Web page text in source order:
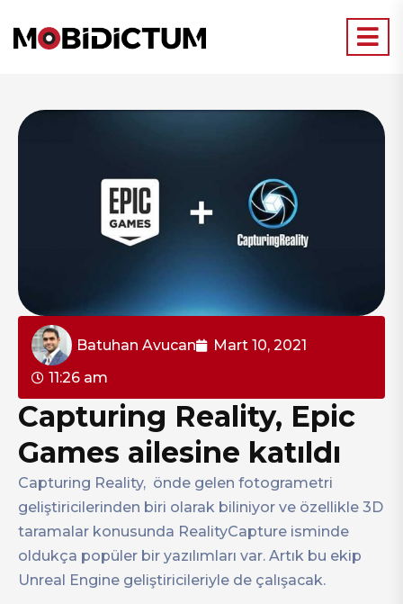
Batuhan Avucan
Mart 10, 2021
11:26 am
Capturing Reality, Epic
Games ailesine katıldı
Capturing Reality, önde gelen fotogrametri
geliştiricilerinden biri olarak biliniyor ve özellikle 3D
taramalar konusunda RealityCapture isminde
oldukça popüler bir yazılımları var. Artık bu ekip
Unreal Engine geliştiricileriyle de çalışacak.